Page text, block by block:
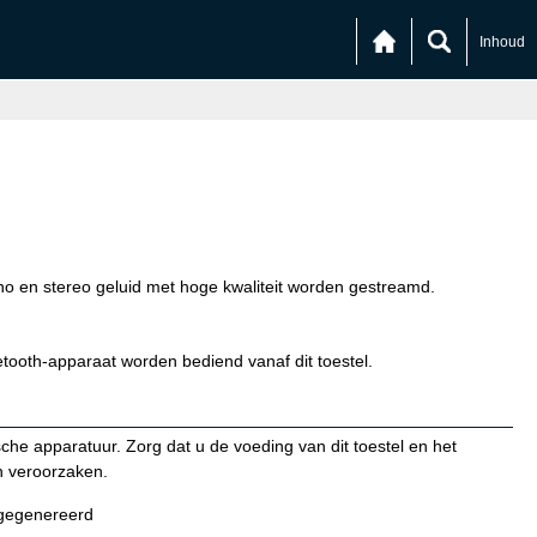
Inhoud
en stereo geluid met hoge kwaliteit worden gestreamd.
apparaat worden bediend vanaf dit toestel.
apparatuur. Zorg dat u de voeding van dit toestel en het